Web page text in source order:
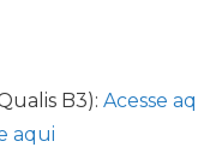
B3): Acesse
aqui